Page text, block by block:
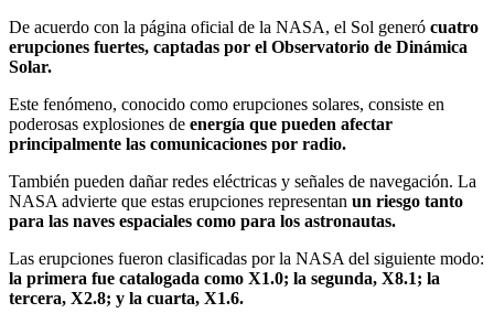
De acuerdo con la página oficial de la NASA, el Sol generó cuatro
erupciones fuertes, captadas por el Observatorio de Dinámica
Solar.
Este fenómeno, conocido como erupciones solares, consiste en
poderosas explosiones de energía que pueden afectar
principalmente las comunicaciones por radio.
También pueden dañar redes eléctricas y señales de navegación. La
NASA advierte que estas erupciones representan un riesgo tanto
para las naves espaciales como para los astronautas.
Las erupciones fueron clasificadas por la NASA del siguiente modo:
la primera fue catalogada como X1.0; la segunda, X8.1; la
tercera, X2.8; y la cuarta, X1.6.